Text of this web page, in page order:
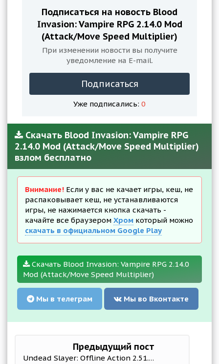
Подписаться на новость Blood
Invasion: Vampire RPG 2.14.0 Mod
(Attack/Move Speed Multiplier)
При изменении новости вы получите
уведомление на E-mail.
Подписаться
Уже подписались: 0
Скачать Blood Invasion: Vampire RPG
2.14.0 Mod (Attack/Move Speed Multiplier)
взлом бесплатно
Внимание! Если у вас не качает игры, кеш, не
распаковывает кеш, не устанавливаются
игры, не нажимается кнопка скачать -
качайте все браузером Хром который можно
скачать в официальном Google Play
Скачать Blood Invasion: Vampire RPG 2.14.0
Mod (Attack/Move Speed Multiplier)
Мы в телеграм Мы во Вконтакте
Предыдущий пост
Undead Slayer: Offline Action 2.51.2 Mod (No ads)